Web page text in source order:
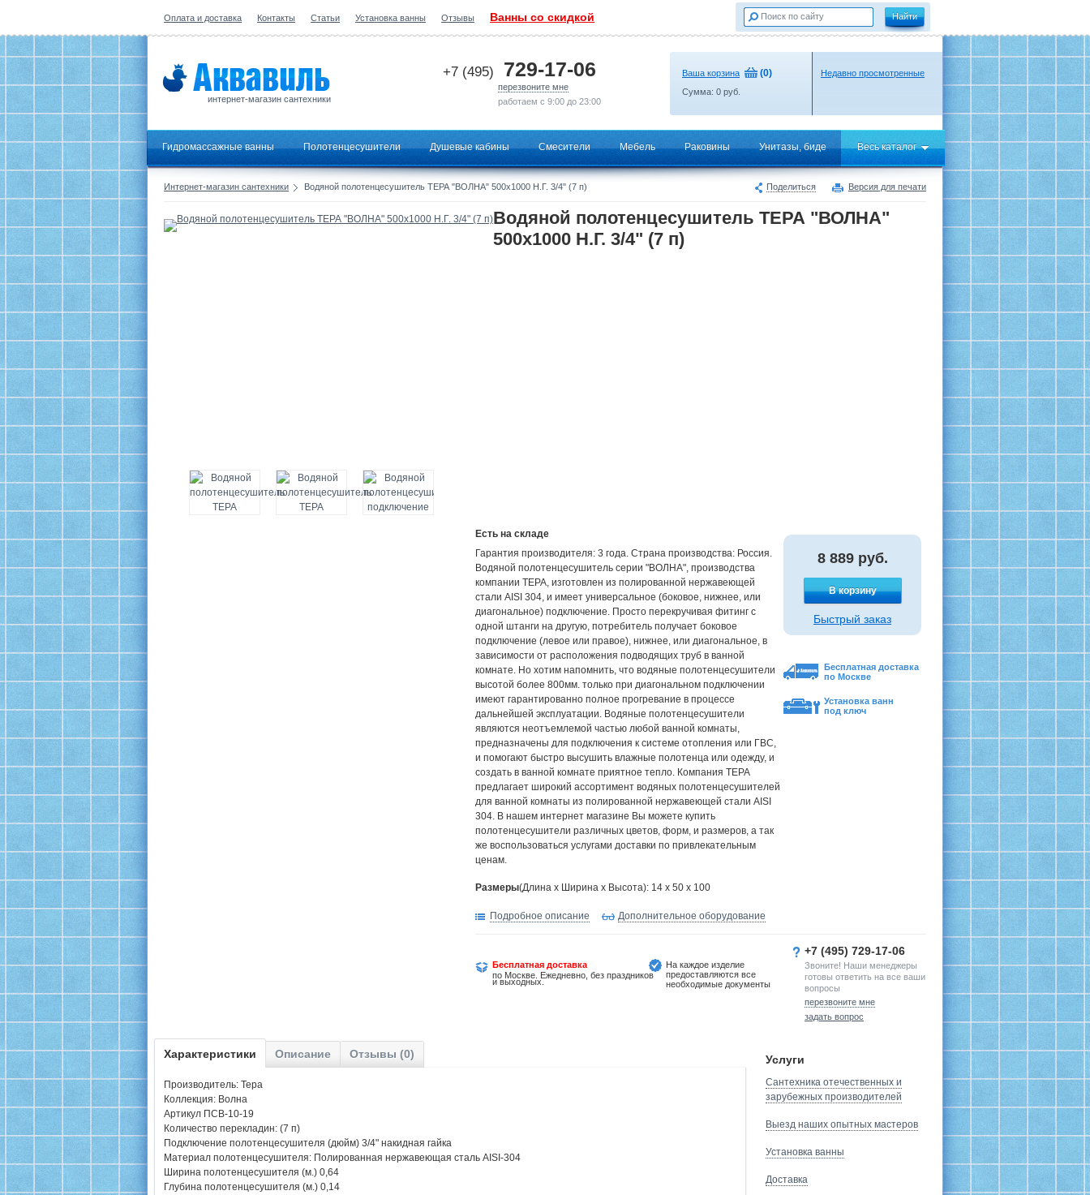
Оплата и доставка Контакты Статьи Установка ванны Отзывы Ванны со скидкой
интернет-магазин сантехники
+7 (495) 729-17-06
перезвоните мне
работаем с 9:00 до 23:00
Ваша корзина (0)
Сумма: 0 руб.
Недавно просмотренные
Гидромассажные ванны Полотенцесушители Душевые кабины Смесители Мебель Раковины Унитазы, биде Весь каталог
Поделиться Версия для печати
Интернет-магазин сантехники Водяной полотенцесушитель ТЕРА "ВОЛНА" 500х1000 Н.Г. 3/4" (7 п)
Водяной полотенцесушитель ТЕРА "ВОЛНА"
500х1000 Н.Г. 3/4" (7 п)
Есть на складе
Гарантия производителя: 3 года. Страна производства: Россия.
Водяной полотенцесушитель серии "ВОЛНА", производства
компании ТЕРА, изготовлен из полированной нержавеющей
стали AISI 304, и имеет универсальное (боковое, нижнее, или
диагональное) подключение. Просто перекручивая фитинг с
одной штанги на другую, потребитель получает боковое
подключение (левое или правое), нижнее, или диагональное, в
зависимости от расположения подводящих труб в ванной
комнате. Но хотим напомнить, что водяные полотенцесушители
высотой более 800мм. только при диагональном подключении
имеют гарантированно полное прогревание в процессе
дальнейшей эксплуатации. Водяные полотенцесушители
являются неотъемлемой частью любой ванной комнаты,
предназначены для подключения к системе отопления или ГВС,
и помогают быстро высушить влажные полотенца или одежду, и
создать в ванной комнате приятное тепло. Компания ТЕРА
предлагает широкий ассортимент водяных полотенцесушителей
для ванной комнаты из полированной нержавеющей стали AISI
304. В нашем интернет магазине Вы можете купить
полотенцесушители различных цветов, форм, и размеров, а так
же воспользоваться услугами доставки по привлекательным
ценам.
Размеры(Длина х Ширина х Высота): 14 x 50 x 100
8 889 руб.
В корзину
Быстрый заказ
Бесплатная доставка
по Москве
Установка ванн
под ключ
Подробное описание Дополнительное оборудование
Бесплатная доставка
по Москве. Ежедневно, без праздников
и выходных.
На каждое изделие
предоставляются все
необходимые документы
+7 (495) 729-17-06
Звоните! Наши менеджеры
готовы ответить на все ваши
вопросы
перезвоните мне
задать вопрос
Характеристики Описание Отзывы (0)
Производитель: Тера
Коллекция: Волна
Артикул ПСВ-10-19
Количество перекладин: (7 п)
Подключение полотенцесушителя (дюйм) 3/4" накидная гайка
Материал полотенцесушителя: Полированная нержавеющая сталь AISI-304
Ширина полотенцесушителя (м.) 0,64
Глубина полотенцесушителя (м.) 0,14
Услуги
Сантехника отечественных и
зарубежных производителей
Выезд наших опытных мастеров
Установка ванны
Доставка